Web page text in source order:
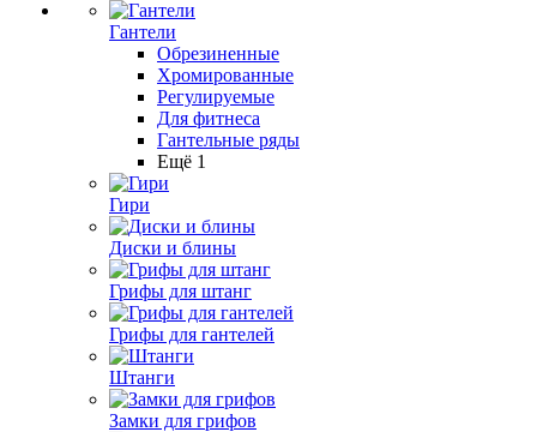
Гантели
Обрезиненные
Хромированные
Регулируемые
Для фитнеса
Гантельные ряды
Ещё 1
Гири
Диски и блины
Грифы для штанг
Грифы для гантелей
Штанги
Замки для грифов